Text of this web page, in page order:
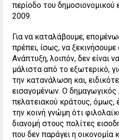
περίοδο του δημοσιονομικού
2009.
Για να καταλάβουμε,
πρέπει, ίσως, να ξεκινήσουμε
Ανάπτυξη, λοιπόν, δεν είναι
μάλιστα από το εξωτερικό,
την κατανάλωση και,
εισαγομένων. Ο
πελατειακού κράτους, όμως,
την κοινή γνώμη ότι
διανομή στους πολίτες
που δεν παράγει η οικονομία